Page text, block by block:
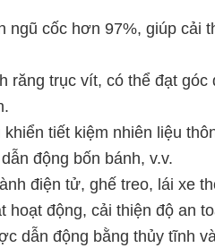
ngũ cốc hơn 97%, giúp cải
răng trục vít, có thể đạt góc
tiết kiệm nhiên liệu
động bốn bánh, v.v.
điện tử, ghế treo, lái xe
hoạt động, cải thiện độ an
dẫn động bằng thủy tĩnh